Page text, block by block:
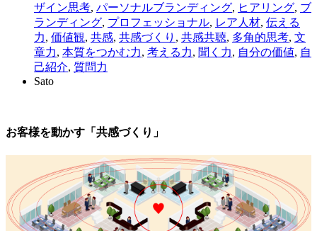
ザイン思考, パーソナルブランディング, ヒアリング, ブ
ランディング, プロフェッショナル, レア人材, 伝える
力, 価値観, 共感, 共感づくり , 共感共聴, 多角的思考, 文
章力, 本質をつかむ力, 考える力, 聞く力, 自分の価値, 自
己紹介, 質問力
Sato
お客様を動かす「共感づくり」